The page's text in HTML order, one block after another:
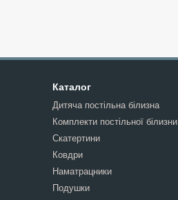
Каталог
Дитяча постільна білизна
Комплекти постільної білизни
Скатертини
Ковдри
Наматрацники
Подушки